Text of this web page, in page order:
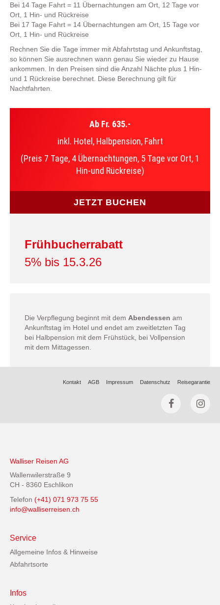
Bei 14 Tage Fahrt = 11 Übernachtungen am Ort, 12 Tage vor
Ort, 1 Hin- und Rückreise
Bei 17 Tage Fahrt = 14 Übernachtungen am Ort, 15 Tage vor
Ort, 1 Hin- und Rückreise
Rechnen Sie die Tage immer mit Abfahrtstag und Ankunftstag,
so können Sie ausrechnen wann genau Sie wieder zu Hause
ankommen. In den Preisen sind die Anzahl Nächte plus 1 Hin-
und 1 Rückreise berechnet. Diese Berechnung gilt für
Nachtfahrten.
Ab Fr. 635.-
inkl. Hotel, Halbpension, Fahrt
(Preis 7 Tage, 4 Übernachtungen, 5 Tage vor Ort, 1
Hin-und Rückreise)
JETZT BUCHEN
Frühbucherrabatt
5% bis 15.3.26
Die Verpflegung beginnt mit dem Abendessen am
Ankunftstag im Hotel und endet am zweitletzten Tag
bei Halbpension mit dem Frühstück, bei Vollpension
mit dem Mittagessen.
Kontakt AGB Impressum Datenschutz Reisegarantie
Walliser Reisen AG
Wallenwilerstraße 9
CH - 8360 Eschlikon
Telefon (+41) 071 973 75 55
info@walliserreisen.ch
Service
Allgemeine Infos & Hinweise
Abfahrtsorte
Infos